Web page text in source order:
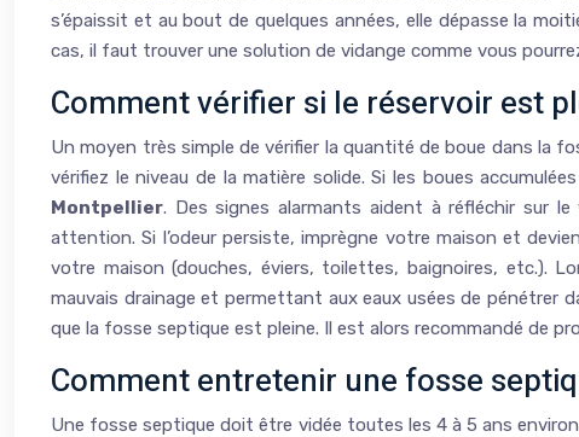
s’épaissit et au bout de quelques années, elle dépasse la
cas, il faut trouver une solution de vidange comme vous
Comment vérifier si le réservoir est
Un moyen très simple de vérifier la quantité de boue dans la
vérifiez le niveau de la matière solide. Si les boues
Montpellier. Des signes alarmants aident à réfléchir sur
attention. Si l’odeur persiste, imprègne votre maison et
votre maison (douches, éviers, toilettes, baignoires, etc.).
mauvais drainage et permettant aux eaux usées de pénétrer
que la fosse septique est pleine. Il est alors recommandé de
Comment entretenir une fosse
Une fosse septique doit être vidée toutes les 4 à 5 ans